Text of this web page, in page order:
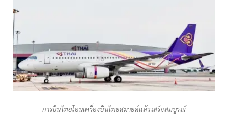
การบินไทยโอนเครื่องบินไทยสมายล์แล้วเสร็จสมบูรณ์